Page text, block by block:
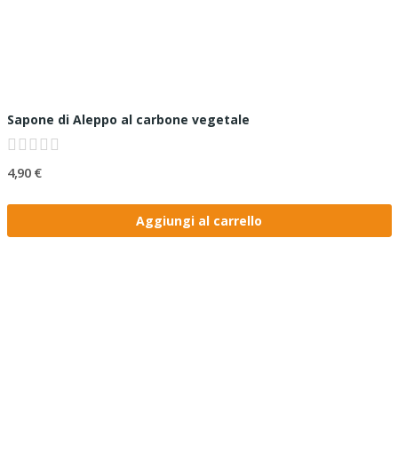
Sapone di Aleppo al carbone vegetale
4,90 €
Aggiungi al carrello